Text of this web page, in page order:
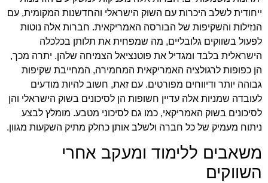
ייחודית לשלב היכרות עם השוק הישראלי והחדשנות המקומית, עם
הנזילות והשקיפות של הבורסה האמריקאית. חברות אלה נוטות
לפעול בשווקים גלובליים, מה שמפחית את תלותן בכלכלה
הישראלית בלבד ומגדיל את פוטנציאל הצמיחה שלהן. יתרה מכך,
הן כפופות לרגולציה האמריקאית המחמירה, המחייבת שקיפות
גבוהה יותר ודיווחים מפורטים. עם זאת, חשוב להיות מודעים
לעובדה שמניות אלה עדיין חשופות הן לסיכונים בשוק הישראלי והן
לסיכונים בשוק האמריקאי, כמו גם לסיכוני מטבע. מומלץ לבצע
ניתוח מעמיק של כל חברה ולשלב אותן כחלק מתיק השקעות מגוון.
משאבים ללימוד ומעקב אחרי
השווקים